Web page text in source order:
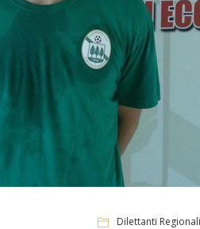
Dilettanti Regionali